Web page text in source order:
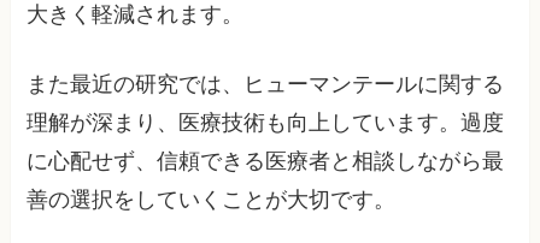
大きく軽減されます。
また最近の研究では、ヒューマンテールに関する
理解が深まり、医療技術も向上しています。過度
に心配せず、信頼できる医療者と相談しながら最
善の選択をしていくことが大切です。